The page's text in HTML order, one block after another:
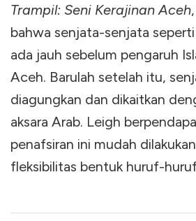
Trampil: Seni Kerajinan Aceh
bahwa senjata-senjata
ada jauh sebelum pengaruh
Aceh. Barulah setelah itu,
diagungkan dan dikaitkan
aksara Arab. Leigh
penafsiran ini mudah
fleksibilitas bentuk huruf-